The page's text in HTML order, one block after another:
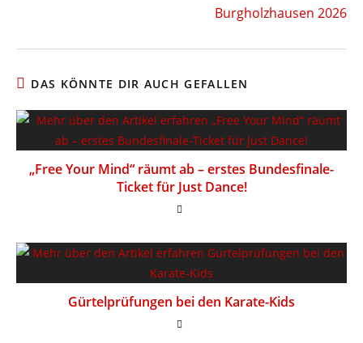
Burgholzhausen 2026
DAS KÖNNTE DIR AUCH GEFALLEN
„Free Your Mind“ räumt ab – erstes Bundesfinale-
Ticket für Just Dance!
Gürtelprüfungen bei den Karate-Kids